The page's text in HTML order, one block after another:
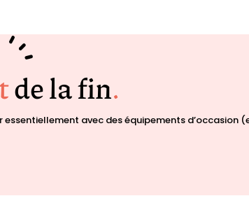
de la fin.
avec des équipements d’occasion